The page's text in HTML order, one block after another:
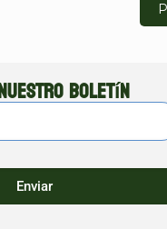
boletín
Enviar